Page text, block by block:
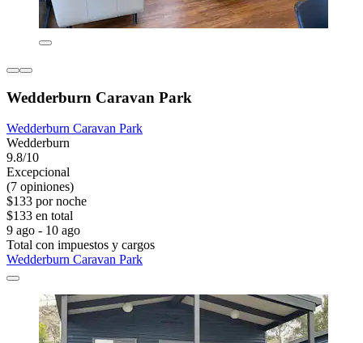
Wedderburn Caravan Park
Wedderburn Caravan Park
Wedderburn
9.8/10
Excepcional
(7 opiniones)
$133 por noche
$133 en total
9 ago - 10 ago
Total con impuestos y cargos
Wedderburn Caravan Park